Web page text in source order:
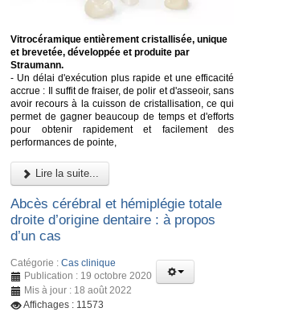
Vitrocéramique entièrement cristallisée, unique
et brevetée, développée et produite par
Straumann.
- Un délai d'exécution plus rapide et une efficacité
accrue : Il suffit de fraiser, de polir et d'asseoir, sans
avoir recours à la cuisson de cristallisation, ce qui
permet de gagner beaucoup de temps et d'efforts
pour obtenir rapidement et facilement des
performances de pointe,
Lire la suite...
Abcès cérébral et hémiplégie totale
droite d’origine dentaire : à propos
d’un cas
Catégorie :Cas clinique
Publication : 19 octobre 2020
Mis à jour : 18 août 2022
Affichages : 11573